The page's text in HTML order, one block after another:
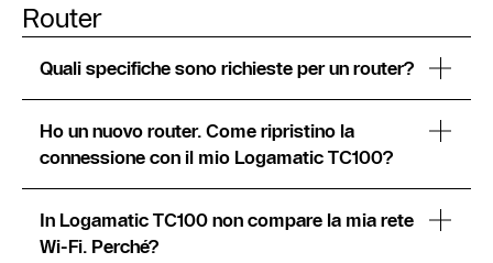
Router
Quali specifiche sono richieste per un router?
Ho un nuovo router. Come ripristino la
connessione con il mio Logamatic TC100?
In Logamatic TC100 non compare la mia rete
Wi-Fi. Perché?